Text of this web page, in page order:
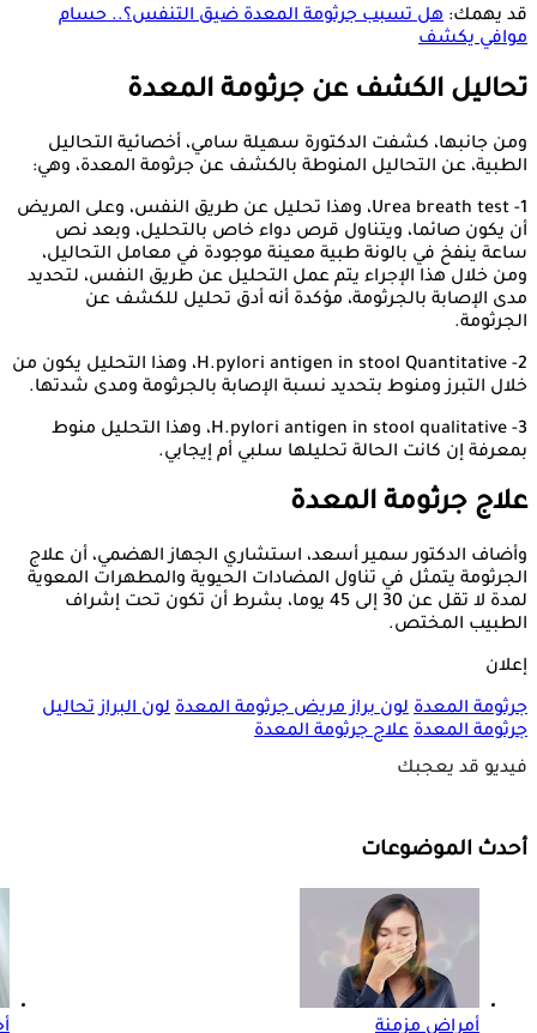
قد يهمك: هل تسبب جرثومة المعدة ضيق التنفس؟.. حسام
موافي يكشف
تحاليل الكشف عن جرثومة المعدة
ومن جانبها، كشفت الدكتورة سهيلة سامي، أخصائية التحاليل
الطبية، عن التحاليل المنوطة بالكشف عن جرثومة المعدة، وهي:
1- Urea breath test، وهذا تحليل عن طريق النفس، وعلى المريض
أن يكون صائما، ويتناول قرص دواء خاص بالتحليل، وبعد نص
ساعة ينفخ في بالونة طبية معينة موجودة في معامل التحاليل،
ومن خلال هذا الإجراء يتم عمل التحليل عن طريق النفس، لتحديد
مدى الإصابة بالجرثومة، مؤكدة أنه أدق تحليل للكشف عن
الجرثومة.
2- H.pylori antigen in stool Quantitative، وهذا التحليل يكون من
خلال التبرز ومنوط بتحديد نسبة الإصابة بالجرثومة ومدى شدتها.
3- H.pylori antigen in stool qualitative، وهذا التحليل منوط
بمعرفة إن كانت الحالة تحليلها سلبي أم إيجابي.
علاج جرثومة المعدة
وأضاف الدكتور سمير أسعد، استشاري الجهاز الهضمي، أن علاج
الجرثومة يتمثل في تناول المضادات الحيوية والمطهرات المعوية
لمدة لا تقل عن 30 إلى 45 يوما، بشرط أن تكون تحت إشراف
الطبيب المختص.
إعلان
جرثومة المعدة لون براز مريض جرثومة المعدة لون البراز تحاليل
جرثومة المعدة علاج جرثومة المعدة
فيديو قد يعجبك
أحدث الموضوعات
أمراض مزمنة